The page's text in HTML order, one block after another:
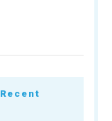
Recent